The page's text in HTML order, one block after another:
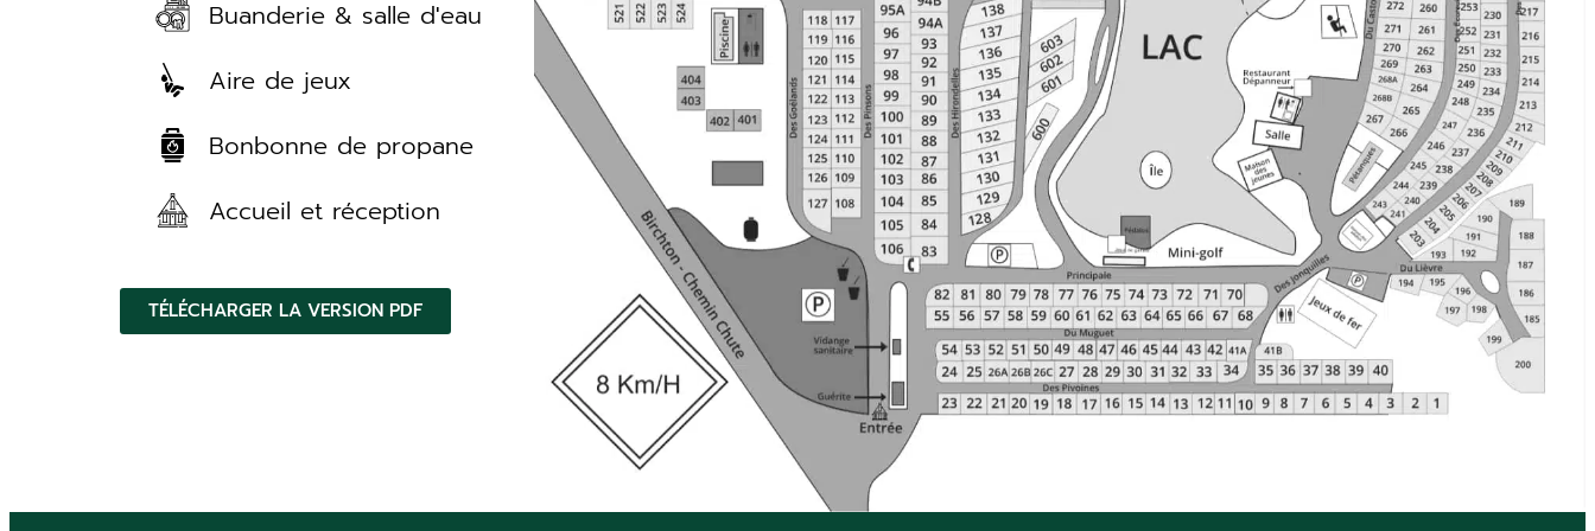
Buanderie & salle d'eau
Aire de jeux
Bonbonne de propane
Accueil et réception
TÉLÉCHARGER LA VERSION PDF